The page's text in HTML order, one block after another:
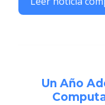
Un Año